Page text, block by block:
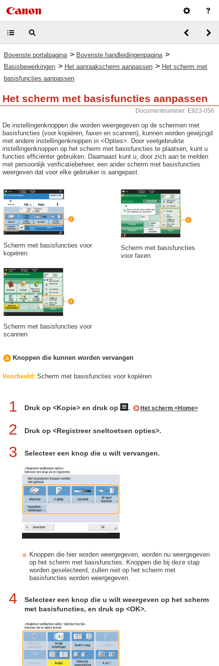
Bovenste portalpagina > Bovenste handleidingenpagina >
Basisbewerkingen > Het aanraakscherm aanpassen > Het scherm met
basisfuncties aanpassen
Het scherm met basisfuncties aanpassen
Documentnummer: E923-056
De instellingenknoppen die worden weergegeven op de schermen met
basisfuncties (voor kopiëren, faxen en scannen), kunnen worden gewijzigd
met andere instellingenknoppen in <Opties>. Door veelgebruikte
instellingenknoppen op het scherm met basisfuncties te plaatsen, kunt u
functies efficiënter gebruiken. Daarnaast kunt u, door zich aan te melden
met persoonlijk verificatiebeheer, een ander scherm met basisfuncties
weergeven dat voor elke gebruiker is aangepast.
Scherm met basisfuncties voor
kopiëren
Scherm met basisfuncties
voor faxen
Scherm met basisfuncties voor
scannen
Knoppen die kunnen worden vervangen
Voorbeeld : Scherm met basisfuncties voor kopiëren
1 Druk op <Kopie> en druk op . Het scherm <Home>
2 Druk op <Registreer sneltoetsen opties>.
3 Selecteer een knop die u wilt vervangen.
Knoppen die hier worden weergegeven, worden nu weergegeven
op het scherm met basisfuncties. Knoppen die bij deze stap
worden geselecteerd, zullen niet op het scherm met
basisfuncties worden weergegeven.
4
Selecteer een knop die u wilt weergeven op het scherm
met basisfuncties, en druk op <OK>.